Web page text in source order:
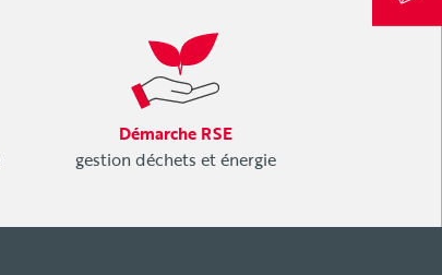
Démarche RSE
gestion déchets et énergie